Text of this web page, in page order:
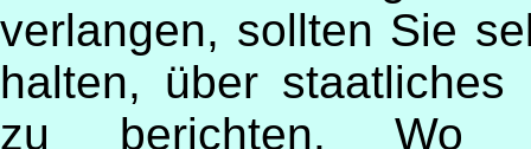
verlangen, sollten Sie
halten, über staatliches
zu berichten. Wo